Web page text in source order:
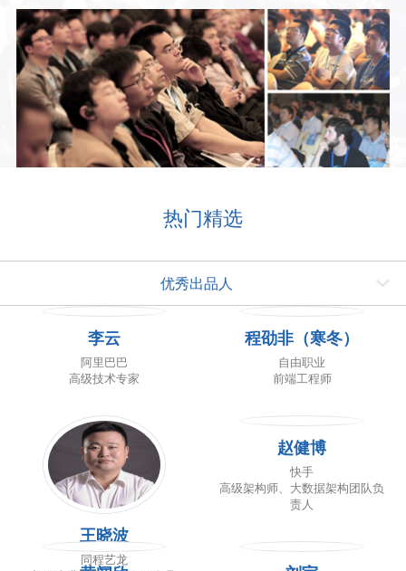
热门精选
优秀出品人
李云
阿里巴巴
高级技术专家
程劭非（寒冬）
自由职业
前端工程师
王晓波
同程艺龙
赵健博
快手
高级架构师、大数据架构团队负
责人